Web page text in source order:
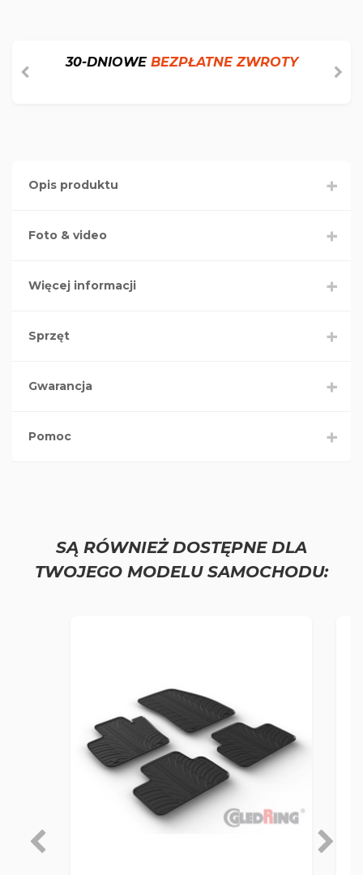
30-DNIOWE BEZPŁATNE ZWROTY
Opis produktu
Foto & video
Więcej informacji
Sprzęt
Gwarancja
Pomoc
SĄ RÓWNIEŻ DOSTĘPNE DLA
TWOJEGO MODELU SAMOCHODU: